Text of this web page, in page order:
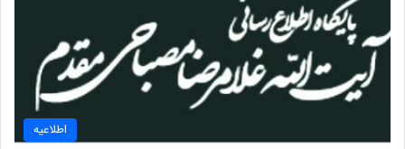
اطلاعیه